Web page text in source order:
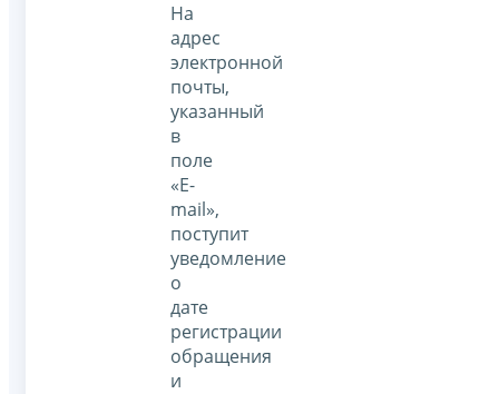
На
адрес
электронной
почты,
указанный
в
поле
«E-
mail»,
поступит
уведомление
о
дате
регистрации
обращения
и